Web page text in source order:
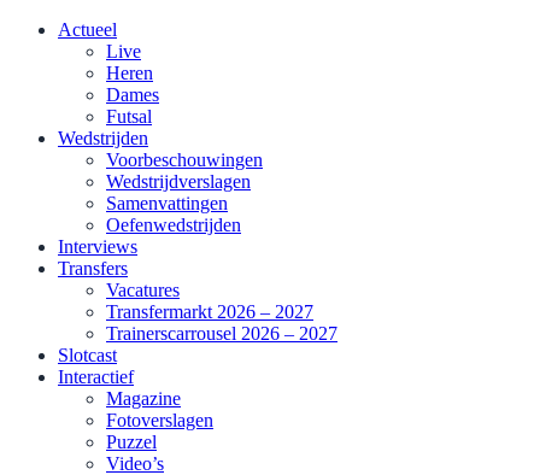
Actueel
Live
Heren
Dames
Futsal
Wedstrijden
Voorbeschouwingen
Wedstrijdverslagen
Samenvattingen
Oefenwedstrijden
Interviews
Transfers
Vacatures
Transfermarkt 2026 – 2027
Trainerscarrousel 2026 – 2027
Slotcast
Interactief
Magazine
Fotoverslagen
Puzzel
Video’s